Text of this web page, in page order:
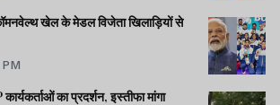
खेल के मेडल विजेता खिलाड़ियों से
का प्रदर्शन, इस्तीफा मांगा